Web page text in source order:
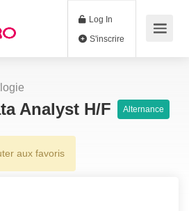
Log In
Analyst H/F Alternance
aux favoris